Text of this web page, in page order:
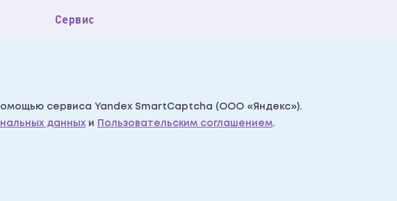
Сервис
Написать нам
сервиса Yandex SmartCaptcha (ООО «Яндекс»).
данных и Пользовательским соглашением.